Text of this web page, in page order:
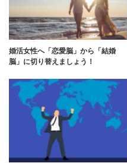
婚活女性へ「恋愛脳」から「結婚
脳」に切り替えましょう！